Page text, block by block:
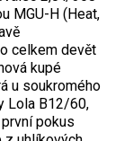
MGU-H (Heat,
celkem devět
kupé
u soukromého
Lola B12/60,
pokus